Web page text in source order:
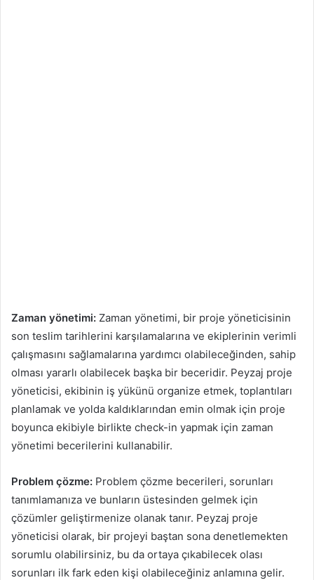
Zaman yönetimi: Zaman yönetimi, bir proje yöneticisinin
son teslim tarihlerini karşılamalarına ve ekiplerinin verimli
çalışmasını sağlamalarına yardımcı olabileceğinden, sahip
olması yararlı olabilecek başka bir beceridir. Peyzaj proje
yöneticisi, ekibinin iş yükünü organize etmek, toplantıları
planlamak ve yolda kaldıklarından emin olmak için proje
boyunca ekibiyle birlikte check-in yapmak için zaman
yönetimi becerilerini kullanabilir.
Problem çözme: Problem çözme becerileri, sorunları
tanımlamanıza ve bunların üstesinden gelmek için
çözümler geliştirmenize olanak tanır. Peyzaj proje
yöneticisi olarak, bir projeyi baştan sona denetlemekten
sorumlu olabilirsiniz, bu da ortaya çıkabilecek olası
sorunları ilk fark eden kişi olabileceğiniz anlamına gelir.